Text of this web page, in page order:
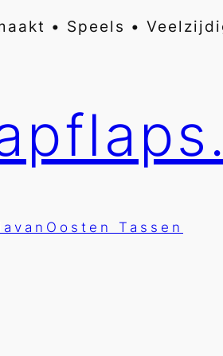
• Speels •
Tassen